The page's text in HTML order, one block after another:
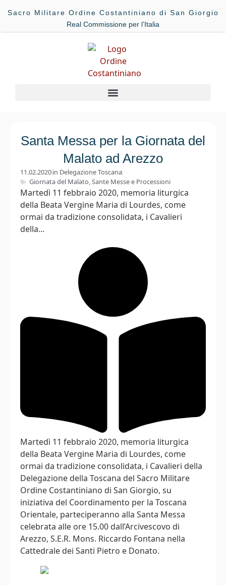
Sacro Militare Ordine Costantiniano di San Giorgio
Real Commissione per l’Italia
Santa Messa per la Giornata del
Malato ad Arezzo
11.02.2020in Delegazione Toscana
Giornata del Malato,Sante Messe e Processioni
Martedì 11 febbraio 2020, memoria liturgica
della Beata Vergine Maria di Lourdes, come
ormai da tradizione consolidata, i Cavalieri
della...
Martedì 11 febbraio 2020, memoria liturgica
della Beata Vergine Maria di Lourdes, come
ormai da tradizione consolidata, i Cavalieri della
Delegazione della Toscana del Sacro Militare
Ordine Costantiniano di San Giorgio, su
iniziativa del Coordinamento per la Toscana
Orientale, parteciperanno alla Santa Messa
celebrata alle ore 15.00 dall’Arcivescovo di
Arezzo, S.E.R. Mons. Riccardo Fontana nella
Cattedrale dei Santi Pietro e Donato.